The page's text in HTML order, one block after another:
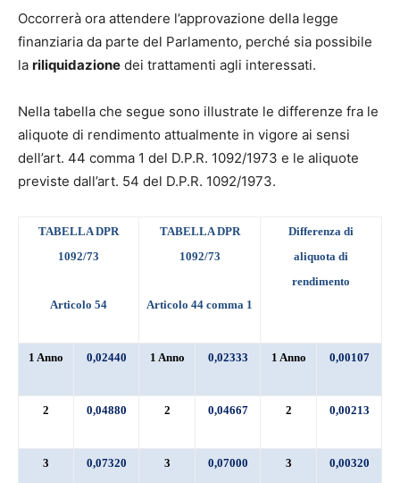
Occorrerà ora attendere l’approvazione della legge
finanziaria da parte del Parlamento, perché sia possibile
la riliquidazione dei trattamenti agli interessati.
Nella tabella che segue sono illustrate le differenze fra le
aliquote di rendimento attualmente in vigore ai sensi
dell’art. 44 comma 1 del D.P.R. 1092/1973 e le aliquote
previste dall’art. 54 del D.P.R. 1092/1973.
TABELLA DPR
1092/73
Articolo 54
TABELLA DPR
1092/73
Articolo 44 comma 1
Differenza di
aliquota di
rendimento
1 Anno 0,02440 1 Anno 0,02333 1 Anno 0,00107
2 0,04880 2 0,04667 2 0,00213
3 0,07320 3 0,07000 3 0,00320